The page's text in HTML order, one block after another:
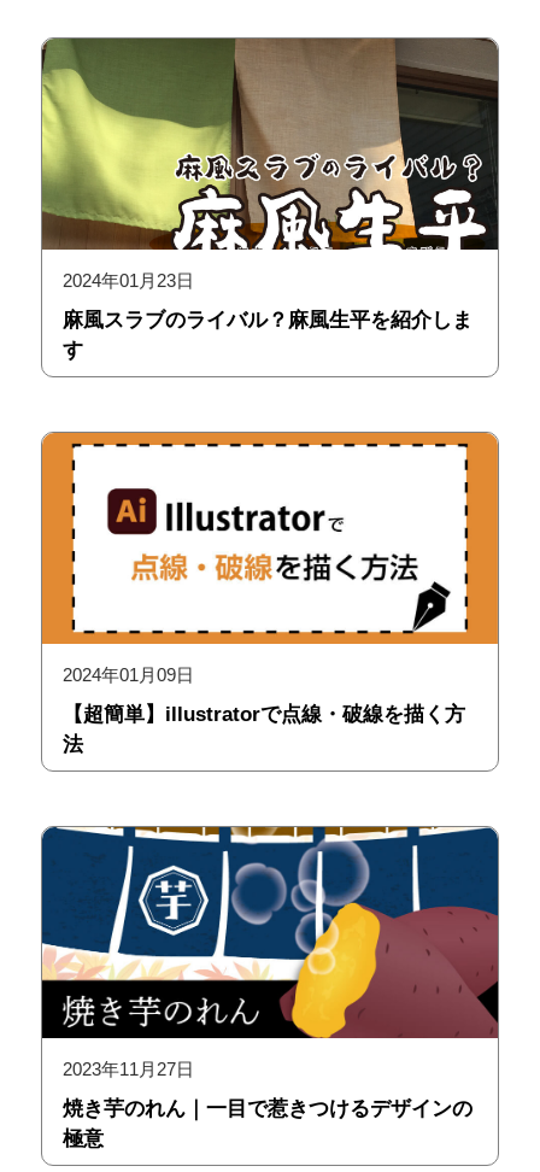
2024年01月23日
麻風スラブのライバル？麻風生平を紹介しま
す
2024年01月09日
【超簡単】illustratorで点線・破線を描く方
法
2023年11月27日
焼き芋のれん｜一目で惹きつけるデザインの
極意